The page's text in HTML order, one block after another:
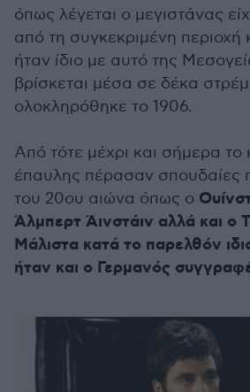
όπως λέγεται ο μεγιστάνας
από τη συγκεκριμένη περιοχή
ήταν ίδιο με αυτό της
βρίσκεται μέσα σε δέκα
ολοκληρόθηκε το 1906.
Από τότε μέχρι και σήμερα το
έπαυλης πέρασαν σπουδαίες
του 20ου αιώνα όπως ο
Άλμπερτ Άινστάιν αλλά και ο
Μάλιστα κατά το παρελθόν
ήταν και ο Γερμανός